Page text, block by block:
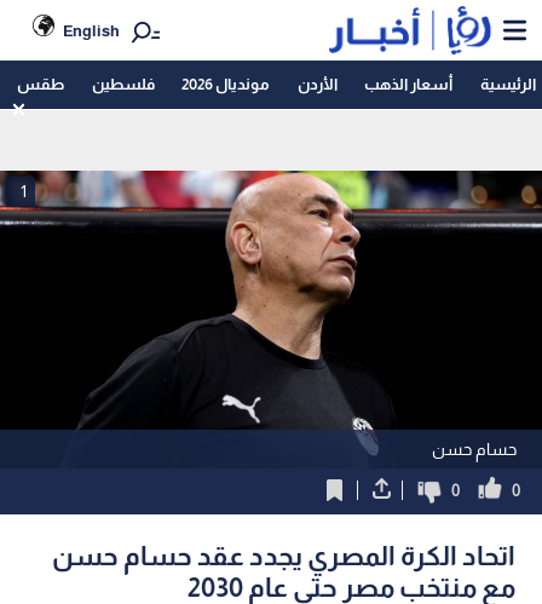
English
الرئيسية أسعار الذهب الأردن مونديال 2026 فلسطين طقس
حسام حسن
1
0
0
اتحاد الكرة المصري يجدد عقد حسام حسن
مع منتخب مصر حتى عام 2030